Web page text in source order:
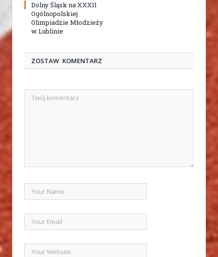
Dolny Śląsk na XXXII
Ogólnopolskiej
Olimpiadzie Młodzieży
w Lublinie
ZOSTAW KOMENTARZ